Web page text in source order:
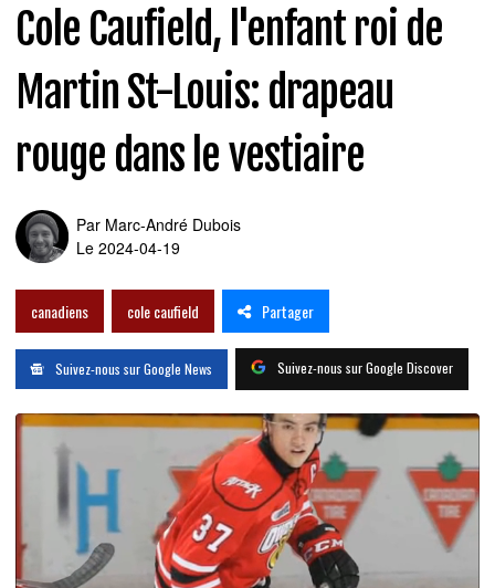
Cole Caufield, l'enfant roi de
Martin St-Louis: drapeau
rouge dans le vestiaire
Par Marc-André Dubois
Le 2024-04-19
canadiens cole caufield Partager
Suivez-nous sur Google News Suivez-nous sur Google Discover